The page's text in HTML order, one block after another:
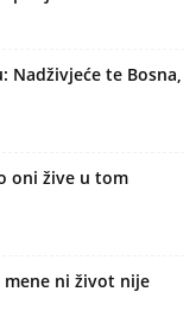
Nadživjeće te Bosna,
oni žive u tom
mene ni život nije